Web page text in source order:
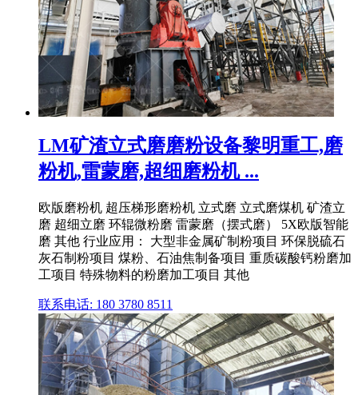
LM矿渣立式磨磨粉设备黎明重工,磨
粉机,雷蒙磨,超细磨粉机 ...
欧版磨粉机 超压梯形磨粉机 立式磨 立式磨煤机 矿渣立
磨 超细立磨 环辊微粉磨 雷蒙磨（摆式磨） 5X欧版智能
磨 其他 行业应用： 大型非金属矿制粉项目 环保脱硫石
灰石制粉项目 煤粉、石油焦制备项目 重质碳酸钙粉磨加
工项目 特殊物料的粉磨加工项目 其他
联系电话: 180 3780 8511